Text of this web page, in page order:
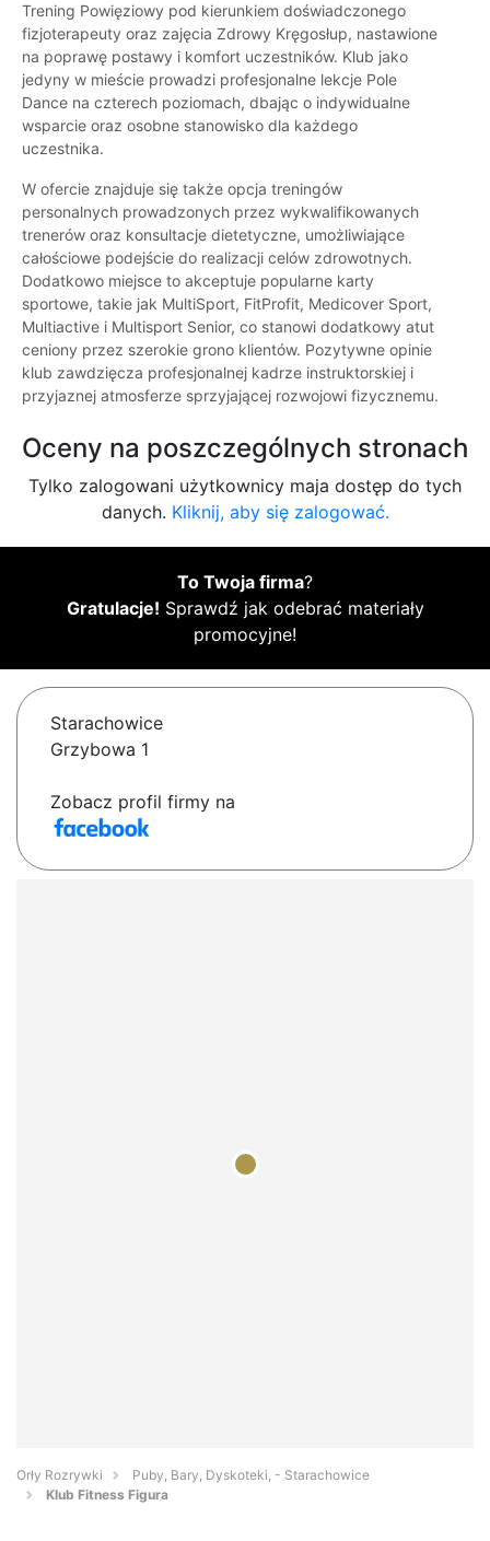
Trening Powięziowy pod kierunkiem doświadczonego
fizjoterapeuty oraz zajęcia Zdrowy Kręgosłup, nastawione
na poprawę postawy i komfort uczestników. Klub jako
jedyny w mieście prowadzi profesjonalne lekcje Pole
Dance na czterech poziomach, dbając o indywidualne
wsparcie oraz osobne stanowisko dla każdego
uczestnika.
W ofercie znajduje się także opcja treningów
personalnych prowadzonych przez wykwalifikowanych
trenerów oraz konsultacje dietetyczne, umożliwiające
całościowe podejście do realizacji celów zdrowotnych.
Dodatkowo miejsce to akceptuje popularne karty
sportowe, takie jak MultiSport, FitProfit, Medicover Sport,
Multiactive i Multisport Senior, co stanowi dodatkowy atut
ceniony przez szerokie grono klientów. Pozytywne opinie
klub zawdzięcza profesjonalnej kadrze instruktorskiej i
przyjaznej atmosferze sprzyjającej rozwojowi fizycznemu.
Oceny na poszczególnych stronach
Tylko zalogowani użytkownicy maja dostęp do tych
danych. Kliknij, aby się zalogować.
To Twoja firma?
Gratulacje! Sprawdź jak odebrać materiały
promocyjne!
Starachowice
Grzybowa 1
Zobacz profil firmy na
Orły Rozrywki
Puby, Bary, Dyskoteki, - Starachowice
Klub Fitness Figura